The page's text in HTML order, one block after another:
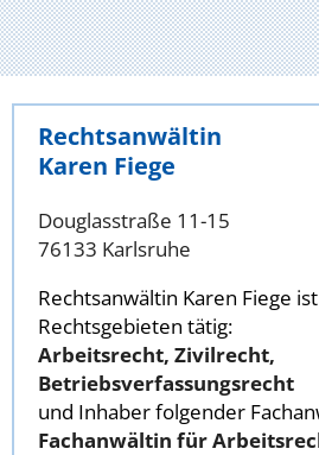
Rechtsanwältin
Karen Fiege
Douglasstraße 11-15
76133 Karlsruhe
Rechtsanwältin Karen Fiege
Rechtsgebieten tätig:
Arbeitsrecht, Zivilrecht,
Betriebsverfassungsrecht
und Inhaber folgender
Fachanwältin für